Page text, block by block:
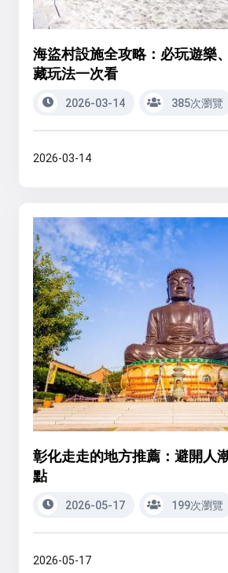
海盜村設施全攻略：必玩遊樂
藏玩法一次看
2026-03-14 385次瀏覽
2026-03-14
彰化走走的地方推薦：避開人
點
2026-05-17 199次瀏覽
2026-05-17